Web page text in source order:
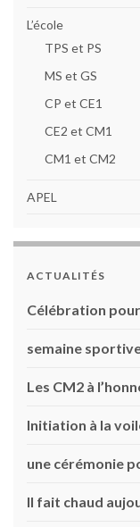
L’école
TPS et PS
MS et GS
CP et CE1
CE2 et CM1
CM1 et CM2
APEL
ACTUALITÉS
Célébration
semaine
Les CM2 à
Initiation à la
une cérémonie
Il fait chaud